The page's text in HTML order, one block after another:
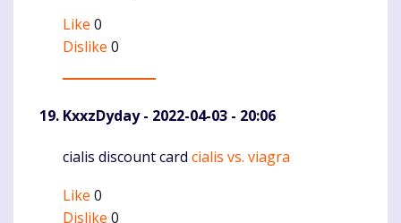
Like 0
Dislike 0
KxxzDyday- 2022-04-03 - 20:06
Komentaras
cialis discount card cialis vs. viagra
Like 0
Dislike 0